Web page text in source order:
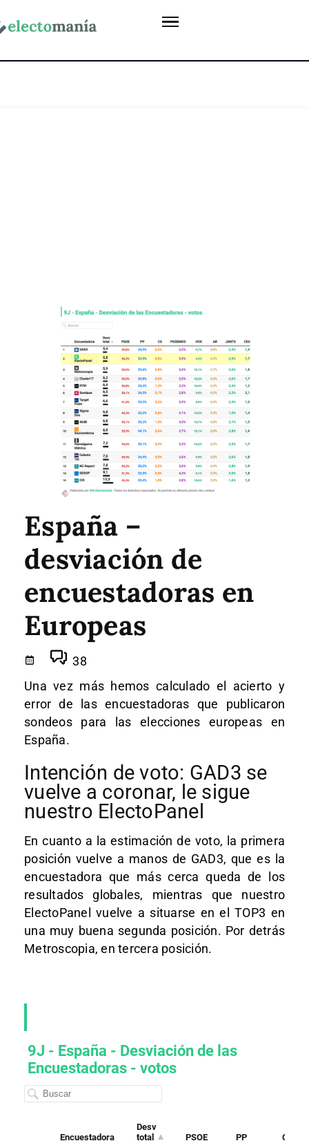
España –
desviación de
encuestadoras en
Europeas
38
Una vez más hemos calculado el acierto y
error de las encuestadoras que publicaron
sondeos para las elecciones europeas en
España.
Intención de voto: GAD3 se
vuelve a coronar, le sigue
nuestro ElectoPanel
En cuanto a la estimación de voto, la primera
posición vuelve a manos de GAD3, que es la
encuestadora que más cerca queda de los
resultados globales, mientras que nuestro
ElectoPanel vuelve a situarse en el TOP3 en
una muy buena segunda posición. Por detrás
Metroscopia, en tercera posición.